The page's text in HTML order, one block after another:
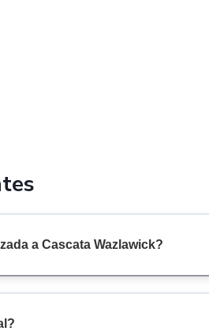
a Cascata Wazlawick?